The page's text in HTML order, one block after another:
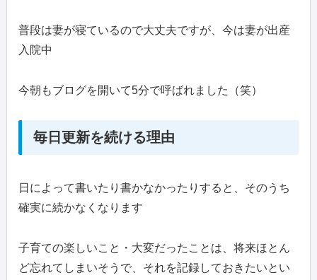
普段は妻が寝ているので大丈夫ですが、今は妻が出産
入院中
今朝もブログを開いて5分で呼ばれました（笑）
毎日更新を続ける理由
日によって書いたり書かなかったりすると、そのうち
確実に続かなくなります
子育ての楽しいこと・大変だったことは、将来ほとん
ど忘れてしまいそうで、それを記録しておきたいとい